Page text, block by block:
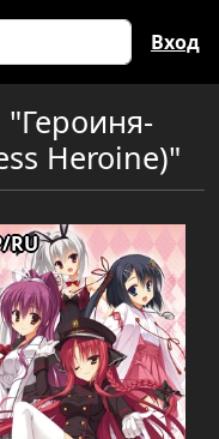
Вход
Heroine)"
RU